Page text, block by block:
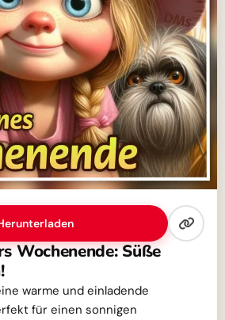
Wochenende: Süße
warme und einladende
für einen sonnigen